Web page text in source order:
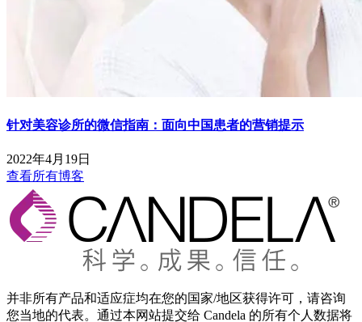
针对美容诊所的微信指南：面向中国患者的营销提示
2022年4月19日
查看所有博客
并非所有产品和适应症均在您的国家/地区获得许可，请咨询
您当地的代表。通过本网站提交给 Candela 的所有个人数据将